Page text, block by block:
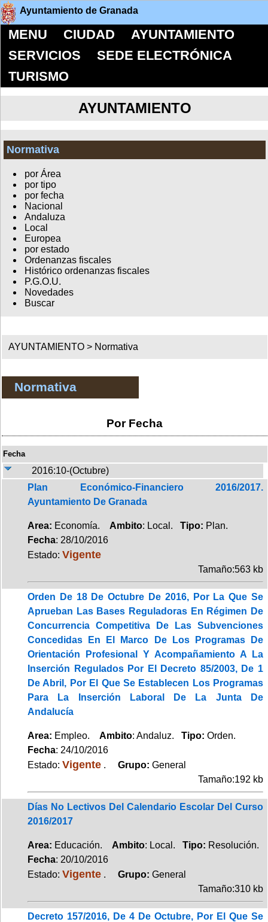
Ayuntamiento de Granada
MENU CIUDAD
AYUNTAMIENTO
SERVICIOS
SEDE ELECTRÓNICA
TURISMO
AYUNTAMIENTO
Normativa
por Área
por tipo
por fecha
Nacional
Andaluza
Local
Europea
por estado
Ordenanzas fiscales
Histórico ordenanzas fiscales
P.G.O.U.
Novedades
Buscar
AYUNTAMIENTO > Normativa
Normativa
Por Fecha
Fecha
2016:10-(Octubre)
Plan Económico-Financiero 2016/2017.
Ayuntamiento De Granada
Area: Economía. Ambito: Local. Tipo: Plan.
Fecha: 28/10/2016
Estado: Vigente
Tamaño:563 kb
Orden De 18 De Octubre De 2016, Por La Que Se
Aprueban Las Bases Reguladoras En Régimen De
Concurrencia Competitiva De Las Subvenciones
Concedidas En El Marco De Los Programas De
Orientación Profesional Y Acompañamiento A La
Inserción Regulados Por El Decreto 85/2003, De 1
De Abril, Por El Que Se Establecen Los Programas
Para La Inserción Laboral De La Junta De
Andalucía
Area: Empleo. Ambito: Andaluz. Tipo: Orden.
Fecha: 24/10/2016
Estado: Vigente . Grupo: General
Tamaño:192 kb
Días No Lectivos Del Calendario Escolar Del Curso
2016/2017
Area: Educación. Ambito: Local. Tipo: Resolución.
Fecha: 20/10/2016
Estado: Vigente . Grupo: General
Tamaño:310 kb
Decreto 157/2016, De 4 De Octubre, Por El Que Se